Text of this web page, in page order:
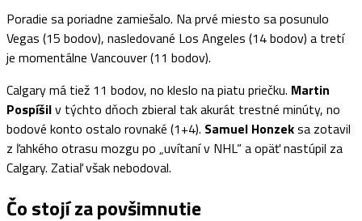
Poradie sa poriadne zamiešalo. Na prvé miesto sa posunulo
Vegas (15 bodov), nasledované Los Angeles (14 bodov) a tretí
je momentálne Vancouver (11 bodov).
Calgary má tiež 11 bodov, no kleslo na piatu priečku. Martin
Pospíšilv týchto dňoch zbieral tak akurát trestné minúty, no
bodové konto ostalo rovnaké (1+4). Samuel Honzeksa zotavil
z ľahkého otrasu mozgu po „uvítaní v NHL“ a opäť nastúpil za
Calgary. Zatiaľ však nebodoval.
Čo stojí za povšimnutie